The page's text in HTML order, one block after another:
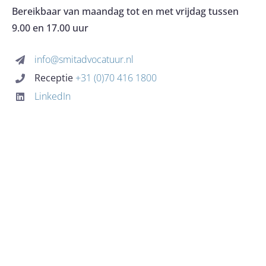
KOSTEN
Bereikbaar van maandag tot en met vrijdag tussen
9.00 en 17.00 uur
info@smitadvocatuur.nl
Receptie +31 (0)70 416 1800
LinkedIn